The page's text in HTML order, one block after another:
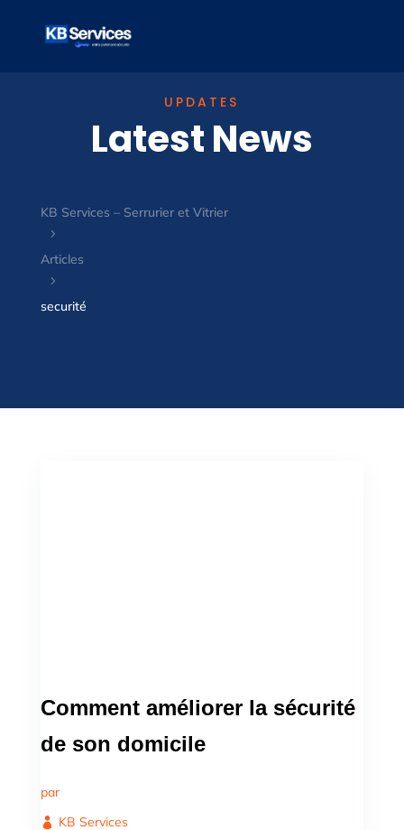
UPDATES
Latest News
KB Services – Serrurier et Vitrier
5
Articles
5
securité
Comment améliorer la sécurité
de son domicile
par
KB Services